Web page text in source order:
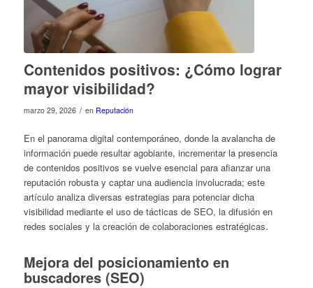
Contenidos positivos: ¿Cómo lograr
mayor visibilidad?
marzo 29, 2026 / en Reputación
En el panorama digital contemporáneo, donde la avalancha de
información puede resultar agobiante, incrementar la presencia
de contenidos positivos se vuelve esencial para afianzar una
reputación robusta y captar una audiencia involucrada; este
artículo analiza diversas estrategias para potenciar dicha
visibilidad mediante el uso de tácticas de SEO, la difusión en
redes sociales y la creación de colaboraciones estratégicas.
Mejora del posicionamiento en
buscadores (SEO)